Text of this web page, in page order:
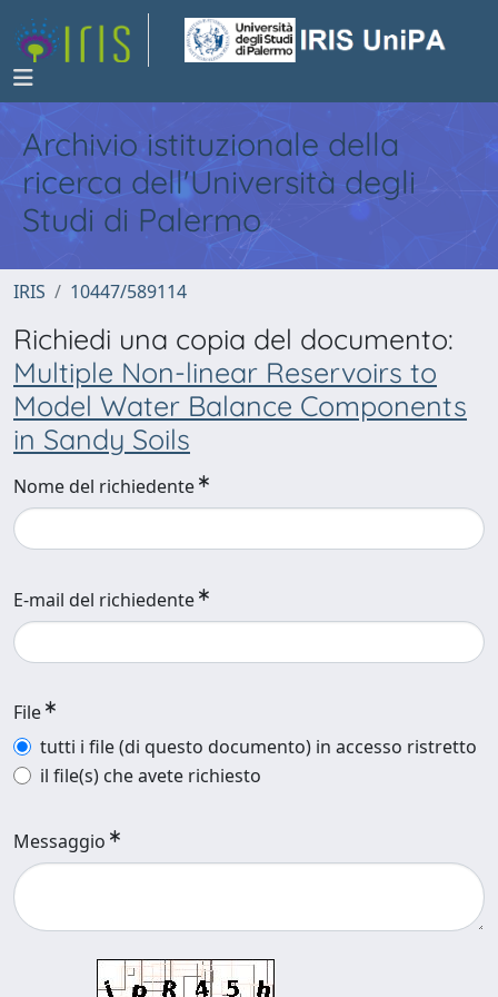
Archivio istituzionale della
ricerca dell'Università degli
Studi di Palermo
IRIS 10447/589114
Richiedi una copia del documento:
Multiple Non-linear Reservoirs to
Model Water Balance Components
in Sandy Soils
Nome del richiedente
E-mail del richiedente
File
tutti i file (di questo documento) in accesso ristretto
il file(s) che avete richiesto
Messaggio